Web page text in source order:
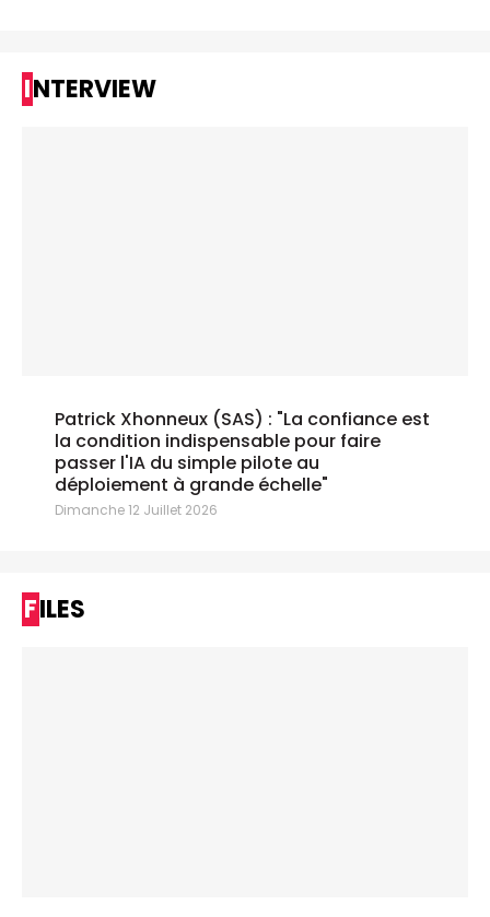
INTERVIEW
Patrick Xhonneux (SAS) : "La confiance est
la condition indispensable pour faire
passer l'IA du simple pilote au
déploiement à grande échelle"
Dimanche 12 Juillet 2026
FILES